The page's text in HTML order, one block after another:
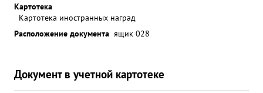
Картотека
Картотека иностранных наград
Расположение документа ящик 028
Документ в учетной картотеке